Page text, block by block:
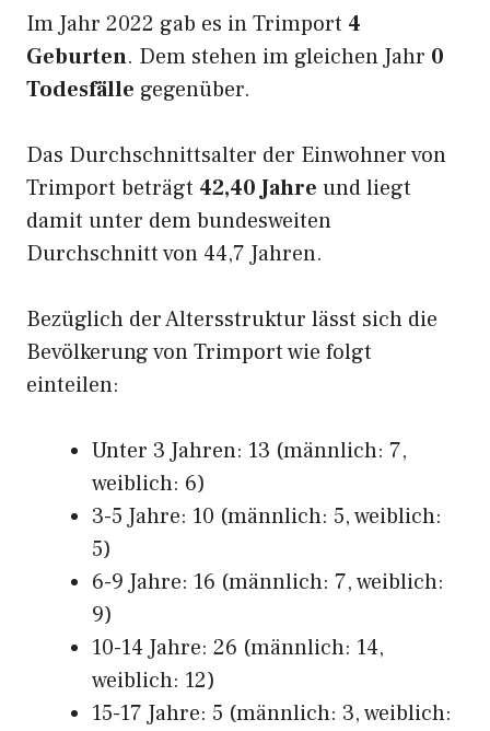
Im Jahr 2022 gab es in Trimport 4
Geburten. Dem stehen im gleichen Jahr 0
Todesfälle gegenüber.
Das Durchschnittsalter der Einwohner von
Trimport beträgt 42,40 Jahre und liegt
damit unter dem bundesweiten
Durchschnitt von 44,7 Jahren.
Bezüglich der Altersstruktur lässt sich die
Bevölkerung von Trimport wie folgt
einteilen:
Unter 3 Jahren: 13 (männlich: 7,
weiblich: 6)
3-5 Jahre: 10 (männlich: 5, weiblich:
5)
6-9 Jahre: 16 (männlich: 7, weiblich:
9)
10-14 Jahre: 26 (männlich: 14,
weiblich: 12)
15-17 Jahre: 5 (männlich: 3, weiblich: